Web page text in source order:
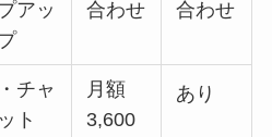
アッ
合わせ
合わせ
・チャ
ット
月額
3,600
あり